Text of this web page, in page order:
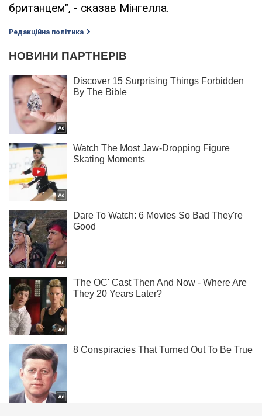
британцем", - сказав Мінгелла.
Редакційна політика